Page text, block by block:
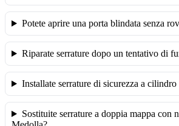
Potete aprire una porta blindata senza
Riparate serrature dopo un tentativo di
Installate serrature di sicurezza a
Sostituite serrature a doppia mappa con